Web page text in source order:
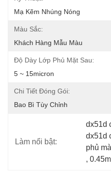
Mạ Kẽm Nhúng Nóng
Màu Sắc:
Khách Hàng Mẫu Màu
Độ Dày Lớp Phủ Mặt Sau:
5 ~ 15micron
Chi Tiết Đóng Gói:
Bao Bì Tùy Chỉnh
Làm nổi bật:
dx51d
dx51d
phủ
,